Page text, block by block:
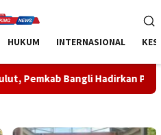
HUKUM INTERNASIONAL
Pengobatan Gratis di